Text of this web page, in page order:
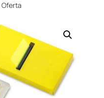
Oferta